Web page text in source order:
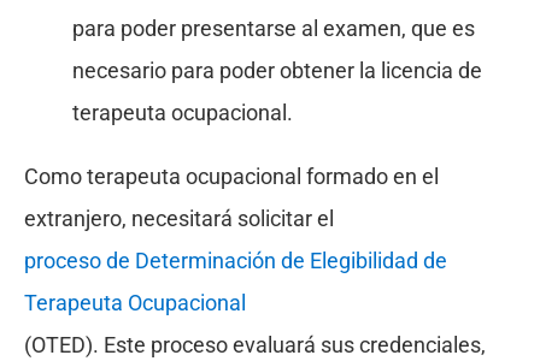
para poder presentarse al examen, que es
necesario para poder obtener la licencia de
terapeuta ocupacional.
Como terapeuta ocupacional formado en el
extranjero, necesitará solicitar el
proceso de Determinación de Elegibilidad de
Terapeuta Ocupacional
(OTED). Este proceso evaluará sus credenciales,